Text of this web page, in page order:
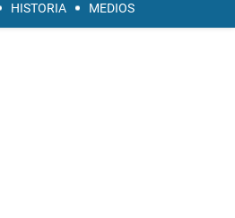
HISTORIA MEDIOS